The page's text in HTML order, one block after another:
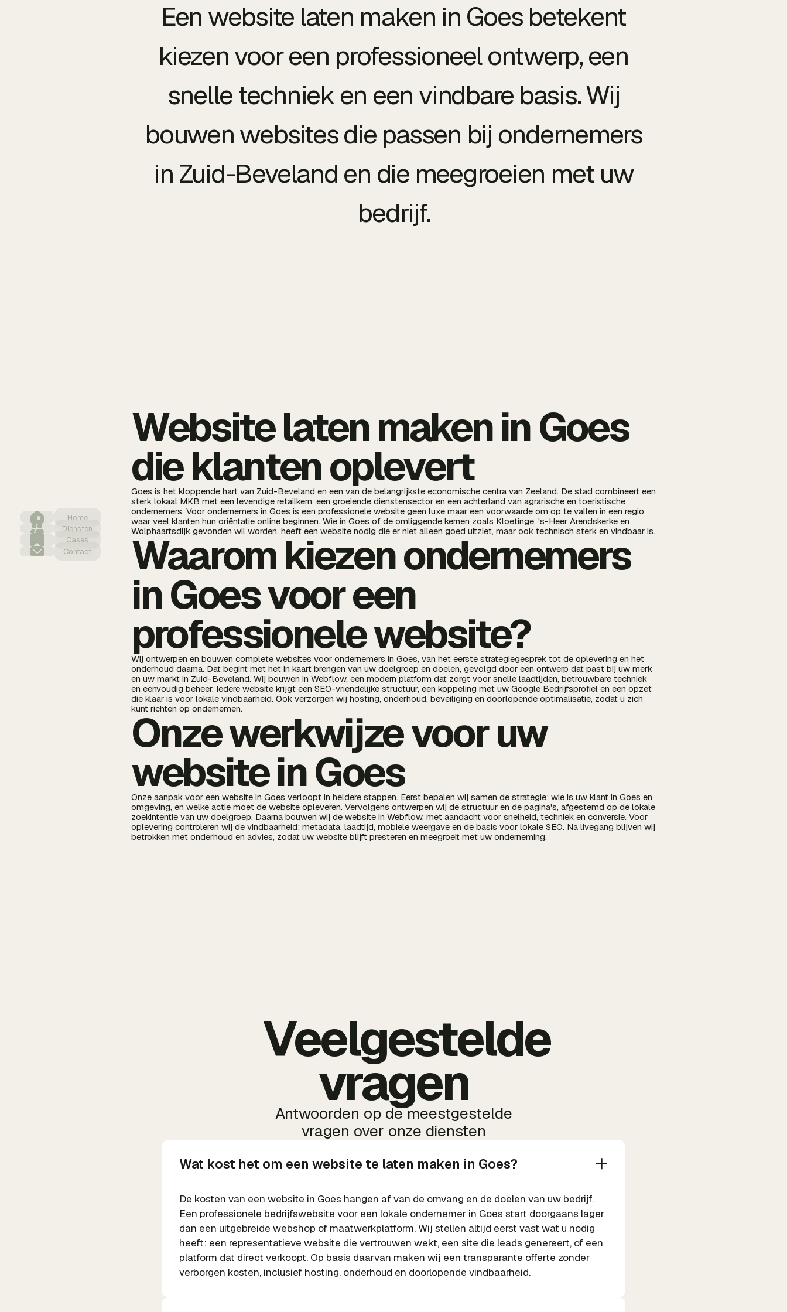
Home
Diensten
Cases
Contact
Een website laten maken in Goes betekent
kiezen voor een professioneel ontwerp, een
snelle techniek en een vindbare basis. Wij
bouwen websites die passen bij ondernemers
in Zuid-Beveland en die meegroeien met uw
bedrijf.
Website laten maken in Goes
die klanten oplevert
Goes is het kloppende hart van Zuid-Beveland en een van de belangrijkste economische centra van Zeeland. De stad combineert een
sterk lokaal MKB met een levendige retailkern, een groeiende dienstensector en een achterland van agrarische en toeristische
ondernemers. Voor ondernemers in Goes is een professionele website geen luxe maar een voorwaarde om op te vallen in een regio
waar veel klanten hun oriëntatie online beginnen. Wie in Goes of de omliggende kernen zoals Kloetinge, 's-Heer Arendskerke en
Wolphaartsdijk gevonden wil worden, heeft een website nodig die er niet alleen goed uitziet, maar ook technisch sterk en vindbaar is.
Waarom kiezen ondernemers
in Goes voor een
professionele website?
Wij ontwerpen en bouwen complete websites voor ondernemers in Goes, van het eerste strategiegesprek tot de oplevering en het
onderhoud daarna. Dat begint met het in kaart brengen van uw doelgroep en doelen, gevolgd door een ontwerp dat past bij uw merk
en uw markt in Zuid-Beveland. Wij bouwen in Webflow, een modern platform dat zorgt voor snelle laadtijden, betrouwbare techniek
en eenvoudig beheer. Iedere website krijgt een SEO-vriendelijke structuur, een koppeling met uw Google Bedrijfsprofiel en een opzet
die klaar is voor lokale vindbaarheid. Ook verzorgen wij hosting, onderhoud, beveiliging en doorlopende optimalisatie, zodat u zich
kunt richten op ondernemen.
Onze werkwijze voor uw
website in Goes
Onze aanpak voor een website in Goes verloopt in heldere stappen. Eerst bepalen wij samen de strategie: wie is uw klant in Goes en
omgeving, en welke actie moet de website opleveren. Vervolgens ontwerpen wij de structuur en de pagina's, afgestemd op de lokale
zoekintentie van uw doelgroep. Daarna bouwen wij de website in Webflow, met aandacht voor snelheid, techniek en conversie. Voor
oplevering controleren wij de vindbaarheid: metadata, laadtijd, mobiele weergave en de basis voor lokale SEO. Na livegang blijven wij
betrokken met onderhoud en advies, zodat uw website blijft presteren en meegroeit met uw onderneming.
Veelgestelde
vragen
Antwoorden op de meestgestelde
vragen over onze diensten
Wat kost het om een website te laten maken in Goes?
De kosten van een website in Goes hangen af van de omvang en de doelen van uw bedrijf.
Een professionele bedrijfswebsite voor een lokale ondernemer in Goes start doorgaans lager
dan een uitgebreide webshop of maatwerkplatform. Wij stellen altijd eerst vast wat u nodig
heeft: een representatieve website die vertrouwen wekt, een site die leads genereert, of een
platform dat direct verkoopt. Op basis daarvan maken wij een transparante offerte zonder
verborgen kosten, inclusief hosting, onderhoud en doorlopende vindbaarheid.